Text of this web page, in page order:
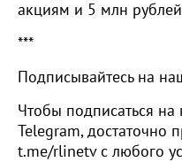
акциям и 5 млн
***
Подписывайтесь на
Чтобы подписаться
Telegram, достаточно
t.me/rlinetv с любого